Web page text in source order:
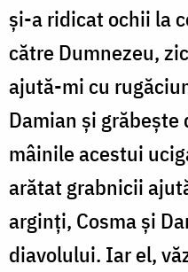
și-a ridicat ochii la
către Dumnezeu,
ajută-mi cu
Damian și grăbește
mâinile acestui
arătat grabnicii
arginți, Cosma și
diavolului. Iar el,